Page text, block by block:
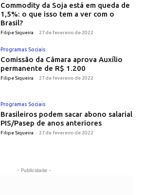
Commodity da Soja está em queda de
1,5%: o que isso tem a ver com o
Brasil?
Filipe Siqueira - 27 de fevereiro de 2022
Programas Sociais
Comissão da Câmara aprova Auxílio
permanente de R$ 1.200
Filipe Siqueira - 27 de fevereiro de 2022
Programas Sociais
Brasileiros podem sacar abono salarial
PIS/Pasep de anos anteriores
Filipe Siqueira - 27 de fevereiro de 2022
- Publicidade -